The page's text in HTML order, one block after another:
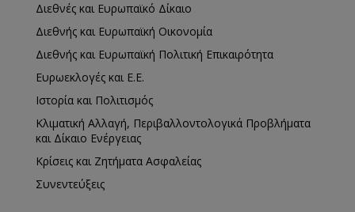
Διεθνές και Ευρωπαϊκό Δίκαιο
Διεθνής και Ευρωπαϊκή Οικονομία
Διεθνής και Ευρωπαϊκή Πολιτική Επικαιρότητα
Ευρωεκλογές και Ε.Ε.
Ιστορία και Πολιτισμός
Κλιματική Αλλαγή, Περιβαλλοντολογικά Προβλήματα
και Δίκαιο Ενέργειας
Κρίσεις και Ζητήματα Ασφαλείας
Συνεντεύξεις